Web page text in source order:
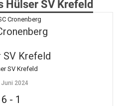
Hülser SV Krefeld
SV Krefeld
Juni 2024
6 - 1